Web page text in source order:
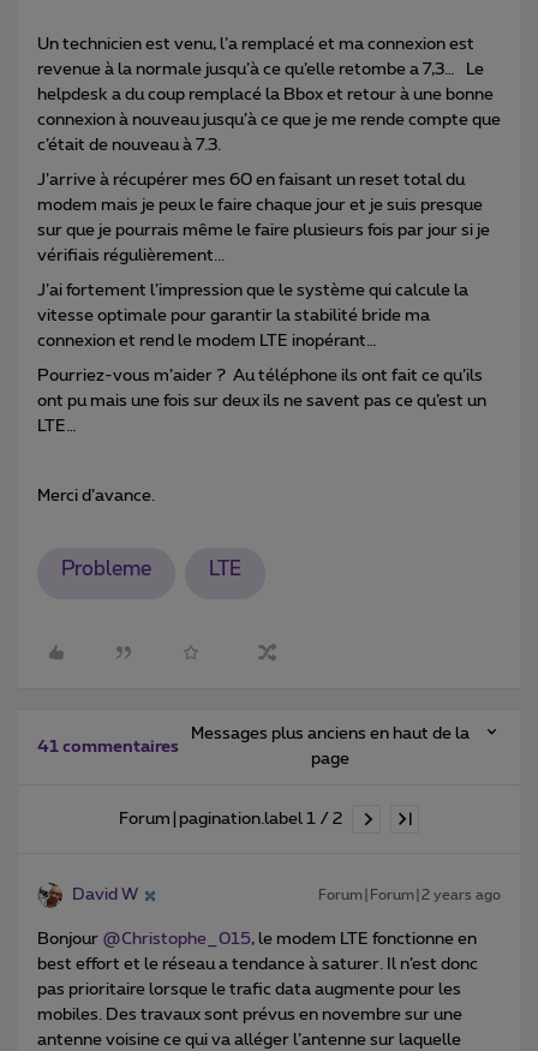
Un technicien est venu, l’a remplacé et ma connexion est
revenue à la normale jusqu’à ce qu’elle retombe a 7,3… Le
helpdesk a du coup remplacé la Bbox et retour à une bonne
connexion à nouveau jusqu’à ce que je me rende compte que
c’était de nouveau à 7.3.
J’arrive à récupérer mes 60 en faisant un reset total du
modem mais je peux le faire chaque jour et je suis presque
sur que je pourrais même le faire plusieurs fois par jour si je
vérifiais régulièrement...
J’ai fortement l’impression que le système qui calcule la
vitesse optimale pour garantir la stabilité bride ma
connexion et rend le modem LTE inopérant…
Pourriez-vous m’aider ? Au téléphone ils ont fait ce qu’ils
ont pu mais une fois sur deux ils ne savent pas ce qu’est un
LTE…
Merci d’avance.
Probleme LTE
41 commentaires
Messages plus anciens en haut de la
page
Forum|pagination.label 1 / 2
David W Forum|Forum|2 years ago
Bonjour @Christophe_015, le modem LTE fonctionne en
best effort et le réseau a tendance à saturer. Il n’est donc
pas prioritaire lorsque le trafic data augmente pour les
mobiles. Des travaux sont prévus en novembre sur une
antenne voisine ce qui va alléger l’antenne sur laquelle